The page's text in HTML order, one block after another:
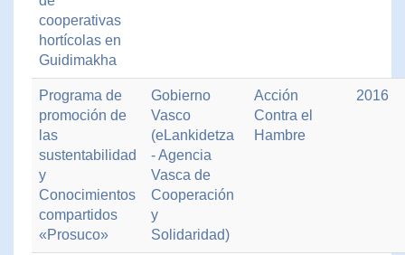
cooperativas
hortícolas en
Guidimakha
Programa de
promoción de
las
sustentabilidad
y
Conocimientos
compartidos
«Prosuco»
Gobierno
Vasco
(eLankidetza
- Agencia
Vasca de
Cooperación
y
Solidaridad)
Acción
Contra el
Hambre
2016